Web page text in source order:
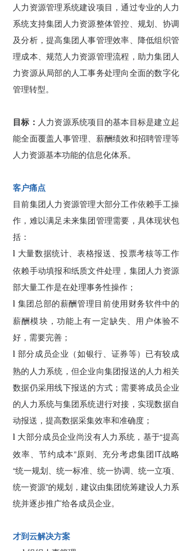
人力资源管理系统建设项目，通过专业的人力
系统支持集团人力资源整体管控、规划、协调
及分析，提高集团人事管理效率、降低组织管
理成本、规范人力资源管理流程，助力集团人
力资源从局部的人工事务处理向全面的数字化
管理转型。
目标： 人力资源系统项目的基本目标是建立起
能全面覆盖人事管理、薪酬绩效和招聘管理等
人力资源基本功能的信息化体系。
客户痛点
目前集团人力资源管理大部分工作依赖手工操
作，难以满足未来集团管理需要，具体现状包
括：
l 大量数据统计、表格报送、投票考核等工作
依赖手动填报和纸质文件处理，集团人力资源
部大量工作是在处理事务性操作；
l 集团总部的薪酬管理目前使用财务软件中的
薪酬模块，功能上有一定缺失、用户体验不
好，需要完善；
l 部分成员企业（如银行、证券等）已有较成
熟的人力系统，但企业向集团报送的人力相关
数据仍采用线下报送的方式；需要将成员企业
的人力系统与集团系统进行对接，实现数据自
动报送，提高数据采集效率和准确度；
l 大部分成员企业尚没有人力系统，基于“提高
效率、节约成本”原则、充分考虑集团IT战略
“统一规划、统一标准、统一协调、统一立项、
统一资源”的规划，建议由集团统筹建设人力系
统并逐步推广给各成员企业。
才到云解决方案